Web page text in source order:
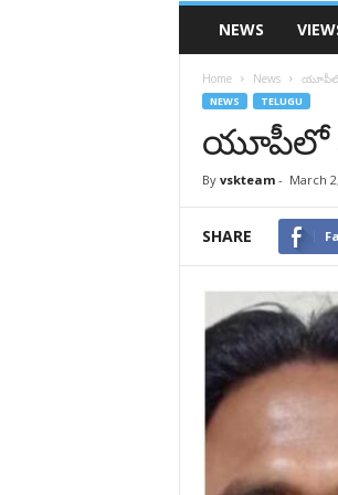
VSK
TelanganaNEWS
Home News యూపీలో
NEWS TELUGU
యూపీలో
By vskteam- March
SHARE